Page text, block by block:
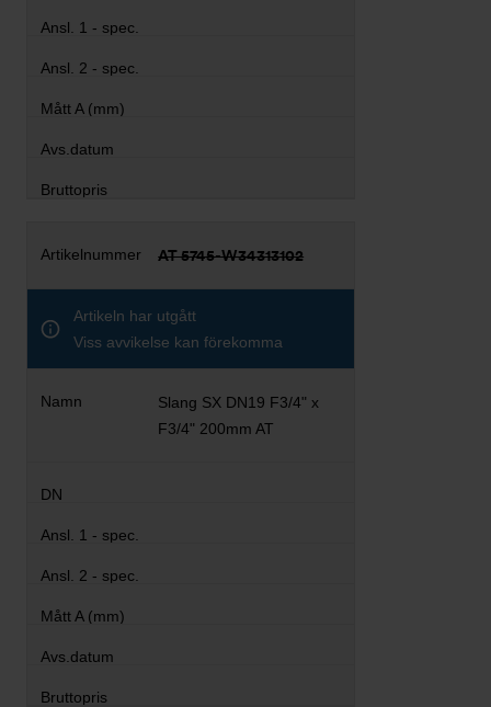
AT 5745-W34313102
Artikeln har utgått
Viss avvikelse kan förekomma
Slang SX DN19 F3/4" x
F3/4" 200mm AT